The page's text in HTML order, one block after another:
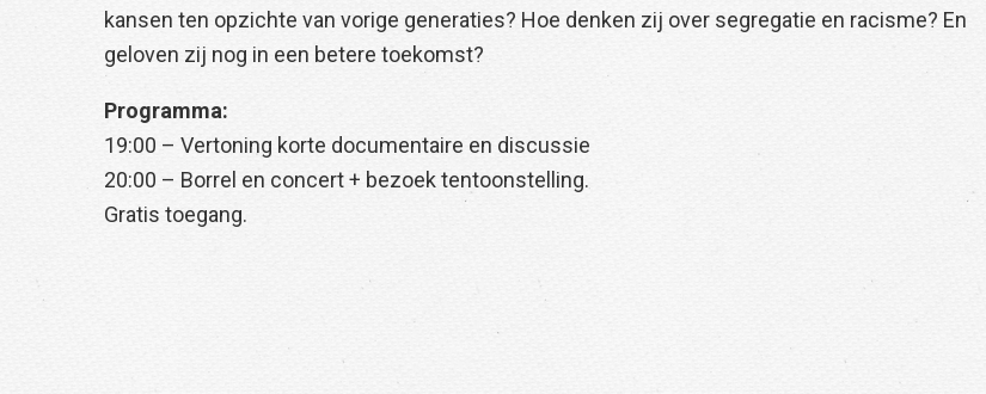
kansen ten opzichte van vorige generaties? Hoe denken zij over segregatie en racisme? En
geloven zij nog in een betere toekomst?
Programma:
19:00 – Vertoning korte documentaire en discussie
20:00 – Borrel en concert + bezoek tentoonstelling.
Gratis toegang.